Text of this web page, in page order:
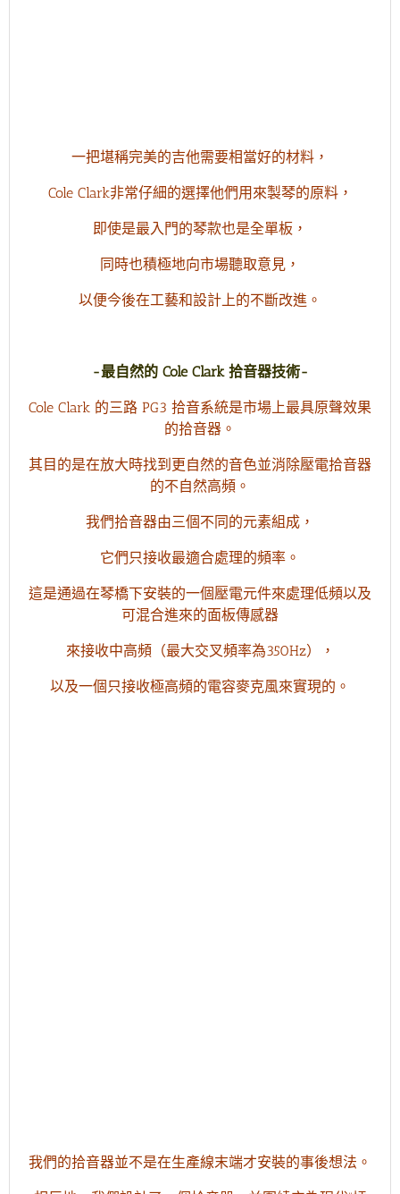
一把堪稱完美的吉他需要相當好的材料，
Cole Clark非常仔細的選擇他們用來製琴的原料，
即使是最入門的琴款也是全單板，
同時也積極地向市場聽取意見，
以便今後在工藝和設計上的不斷改進。
-最自然的 Cole Clark 拾音器技術-
Cole Clark 的三路 PG3 拾音系統是市場上最具原聲效果
的拾音器。
其目的是在放大時找到更自然的音色並消除壓電拾音器
的不自然高頻。
我們拾音器由三個不同的元素組成，
它們只接收最適合處理的頻率。
這是通過在琴橋下安裝的一個壓電元件來處理低頻以及
可混合進來的面板傳感器
來接收中高頻（最大交叉頻率為350Hz），
以及一個只接收極高頻的電容麥克風來實現的。
我們的拾音器並不是在生產線末端才安裝的事後想法。